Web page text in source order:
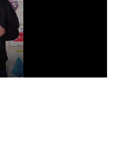
الدوري السعودي للمحترفين
دوري أبطال إفريقيا